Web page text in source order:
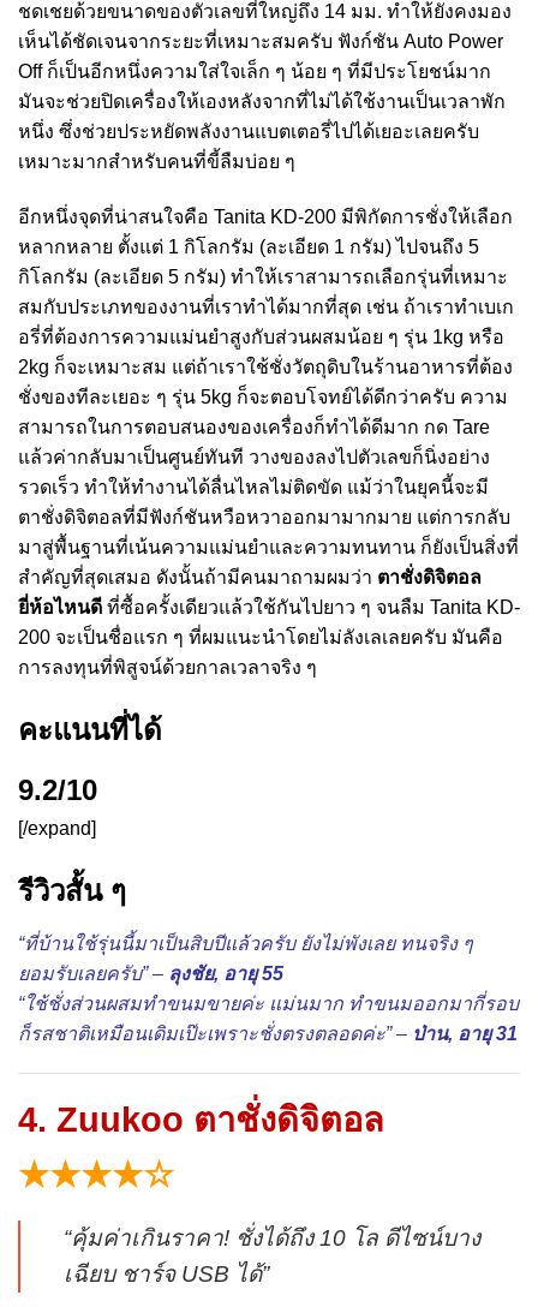
ชดเชยด้วยขนาดของตัวเลขที่ใหญ่ถึง 14 มม. ทำให้ยังคงมอง
เห็นได้ชัดเจนจากระยะที่เหมาะสมครับ ฟังก์ชัน Auto Power
Off ก็เป็นอีกหนึ่งความใส่ใจเล็ก ๆ น้อย ๆ ที่มีประโยชน์มาก
มันจะช่วยปิดเครื่องให้เองหลังจากที่ไม่ได้ใช้งานเป็นเวลาพัก
หนึ่ง ซึ่งช่วยประหยัดพลังงานแบตเตอรี่ไปได้เยอะเลยครับ
เหมาะมากสำหรับคนที่ขี้ลืมบ่อย ๆ
อีกหนึ่งจุดที่น่าสนใจคือ Tanita KD-200 มีพิกัดการชั่งให้เลือก
หลากหลาย ตั้งแต่ 1 กิโลกรัม (ละเอียด 1 กรัม) ไปจนถึง 5
กิโลกรัม (ละเอียด 5 กรัม) ทำให้เราสามารถเลือกรุ่นที่เหมาะ
สมกับประเภทของงานที่เราทำได้มากที่สุด เช่น ถ้าเราทำเบเก
อรี่ที่ต้องการความแม่นยำสูงกับส่วนผสมน้อย ๆ รุ่น 1kg หรือ
2kg ก็จะเหมาะสม แต่ถ้าเราใช้ชั่งวัตถุดิบในร้านอาหารที่ต้อง
ชั่งของทีละเยอะ ๆ รุ่น 5kg ก็จะตอบโจทย์ได้ดีกว่าครับ ความ
สามารถในการตอบสนองของเครื่องก็ทำได้ดีมาก กด Tare
แล้วค่ากลับมาเป็นศูนย์ทันที วางของลงไปตัวเลขก็นิ่งอย่าง
รวดเร็ว ทำให้ทำงานได้ลื่นไหลไม่ติดขัด แม้ว่าในยุคนี้จะมี
ตาชั่งดิจิตอลที่มีฟังก์ชันหวือหวาออกมามากมาย แต่การกลับ
มาสู่พื้นฐานที่เน้นความแม่นยำและความทนทาน ก็ยังเป็นสิ่งที่
สำคัญที่สุดเสมอ ดังนั้นถ้ามีคนมาถามผมว่า ตาชั่งดิจิตอล
ยี่ห้อไหนดี ที่ซื้อครั้งเดียวแล้วใช้กันไปยาว ๆ จนลืม Tanita KD-
200 จะเป็นชื่อแรก ๆ ที่ผมแนะนำโดยไม่ลังเลเลยครับ มันคือ
การลงทุนที่พิสูจน์ด้วยกาลเวลาจริง ๆ
คะแนนที่ได้
9.2/10
[/expand]
รีวิวสั้น ๆ
“ที่บ้านใช้รุ่นนี้มาเป็นสิบปีแล้วครับ ยังไม่พังเลย ทนจริง ๆ
ยอมรับเลยครับ” – ลุงชัย, อายุ 55
“ใช้ชั่งส่วนผสมทำขนมขายค่ะ แม่นมาก ทำขนมออกมากี่รอบ
ก็รสชาติเหมือนเดิมเป๊ะเพราะชั่งตรงตลอดค่ะ” – ป่าน, อายุ 31
4. Zuukoo ตาชั่งดิจิตอล
★★★★☆
“คุ้มค่าเกินราคา! ชั่งได้ถึง 10 โล ดีไซน์บาง
เฉียบ ชาร์จ USB ได้”